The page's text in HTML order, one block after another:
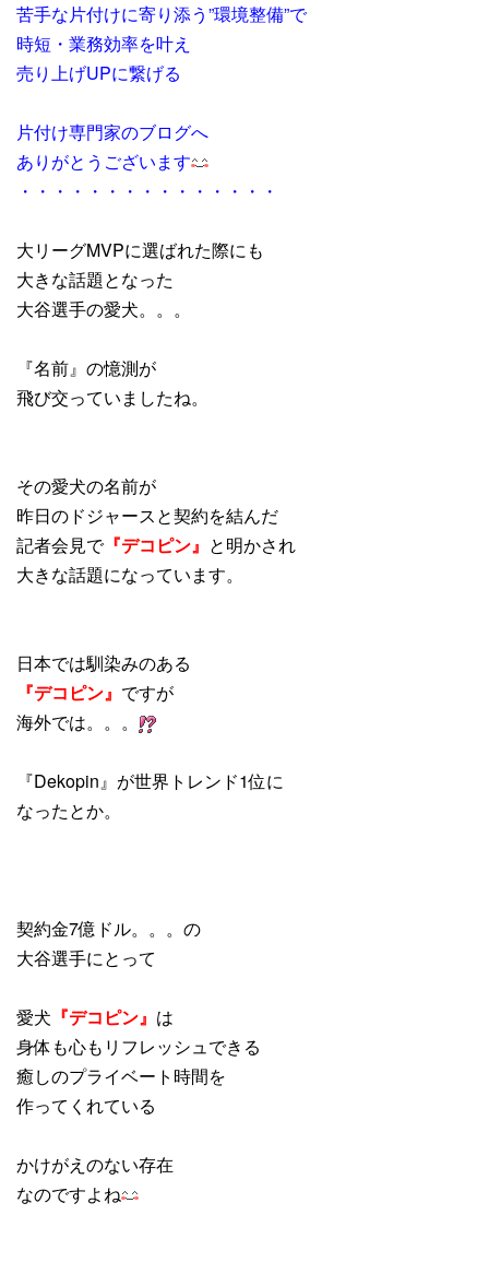
苦手な片付けに寄り添う”環境整備”で
時短・業務効率を叶え
売り上げUPに繋げる
片付け専門家のブログへ
ありがとうございます
・・・・・・・・・・・・・・・
大リーグMVPに選ばれた際にも
大きな話題となった
大谷選手の愛犬。。。
『名前』の憶測が
飛び交っていましたね。
その愛犬の名前が
昨日のドジャースと契約を結んだ
記者会見で『デコピン』 と明かされ
大きな話題になっています。
日本では馴染みのある
『デコピン』 ですが
海外では。。。
『Dekopin』が世界トレンド1位に
なったとか。
契約金7億ドル。。。の
大谷選手にとって
愛犬 『デコピン』 は
身体も心もリフレッシュできる
癒しのプライベート時間を
作ってくれている
かけがえのない存在
なのですよね